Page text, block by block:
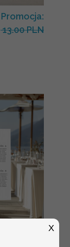
Promocja:
13.00 PLN
X